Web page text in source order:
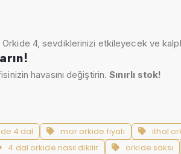
4, sevdiklerinizi etkileyecek ve
havasını değiştirin.Sınırlı stok!
4 dal mor orkide fiyatı ithal
4 dal orkide nasıl dikilir orkide saksı